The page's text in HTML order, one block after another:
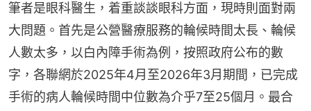
筆者是眼科醫生，着重談談眼科方面，現時則面對兩
大問題。首先是公營醫療服務的輪候時間太長、輪候
人數太多，以白內障手術為例，按照政府公布的數
字，各聯網於2025年4月至2026年3月期間，已完成
手術的病人輪候時間中位數為介乎7至25個月。最合